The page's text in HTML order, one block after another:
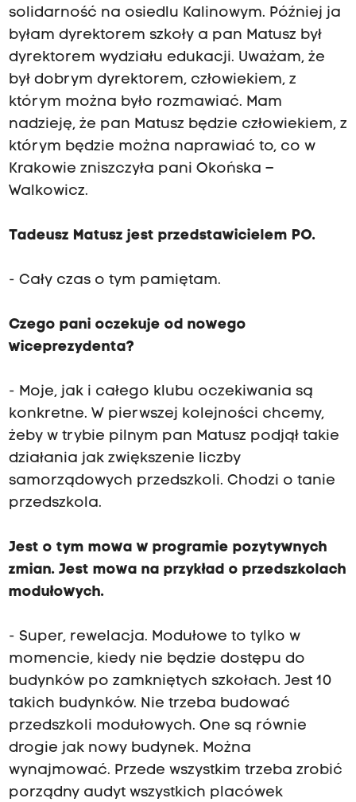
solidarność na osiedlu Kalinowym. Później ja
byłam dyrektorem szkoły a pan Matusz był
dyrektorem wydziału edukacji. Uważam, że
był dobrym dyrektorem, człowiekiem, z
którym można było rozmawiać. Mam
nadzieję, że pan Matusz będzie człowiekiem, z
którym będzie można naprawiać to, co w
Krakowie zniszczyła pani Okońska –
Walkowicz.
Tadeusz Matusz jest przedstawicielem PO.
- Cały czas o tym pamiętam.
Czego pani oczekuje od nowego
wiceprezydenta?
- Moje, jak i całego klubu oczekiwania są
konkretne. W pierwszej kolejności chcemy,
żeby w trybie pilnym pan Matusz podjął takie
działania jak zwiększenie liczby
samorządowych przedszkoli. Chodzi o tanie
przedszkola.
Jest o tym mowa w programie pozytywnych
zmian. Jest mowa na przykład o przedszkolach
modułowych.
- Super, rewelacja. Modułowe to tylko w
momencie, kiedy nie będzie dostępu do
budynków po zamkniętych szkołach. Jest 10
takich budynków. Nie trzeba budować
przedszkoli modułowych. One są równie
drogie jak nowy budynek. Można
wynajmować. Przede wszystkim trzeba zrobić
porządny audyt wszystkich placówek